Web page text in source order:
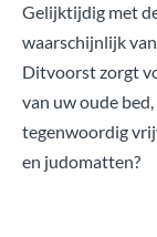
Gelijktijdig met
waarschijnlijk
Ditvoorst zorgt
van uw oude
tegenwoordig
en judomatten?